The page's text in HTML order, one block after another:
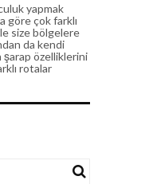
yapmak
göre çok farklı
size bölgelere
da kendi
özelliklerini
rotalar